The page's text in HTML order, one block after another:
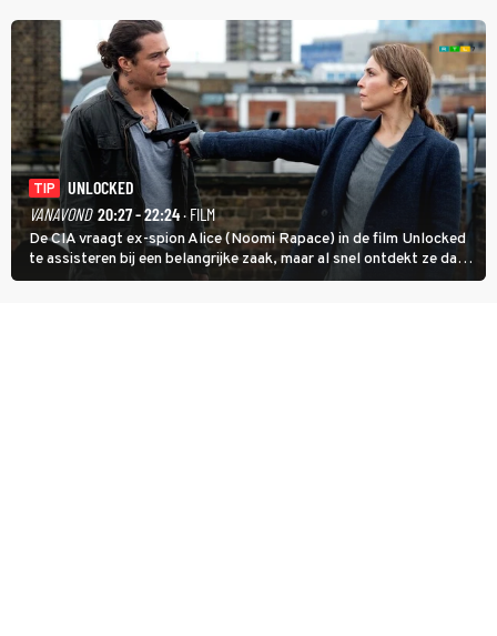
goed kan gebruiken.
TIP
UNLOCKED
VANAVOND 20:27 - 22:24· FILM
De CIA vraagt ex-spion Alice (Noomi Rapace) in de film Unlocked
te assisteren bij een belangrijke zaak, maar al snel ontdekt ze dat
degene die haar aanstelde kwade bedoelingen heeft.